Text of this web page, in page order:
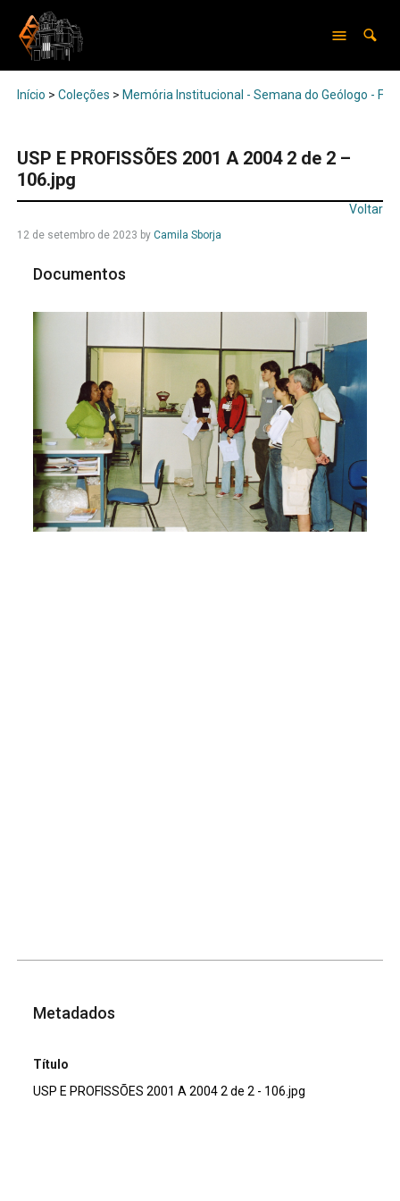
Início > Coleções > Memória Institucional - Semana do Geólogo -
USP E PROFISSÕES 2001 A 2004 2 de 2 –
106.jpg
Voltar
12 de setembro de 2023 by Camila Sborja
Documentos
Metadados
Título
USP E PROFISSÕES 2001 A 2004 2 de 2 - 106.jpg